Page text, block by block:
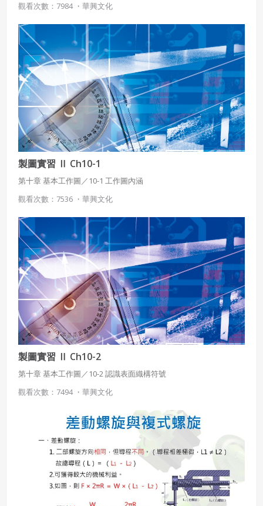
觀看次數：7984 ・ 華興文化
製圖實習 Ⅱ Ch10-1
第十章 基本工作圖／10-1 工作圖內涵
觀看次數：7536 ・ 華興文化
製圖實習 Ⅱ Ch10-2
第十章 基本工作圖／10-2 認識表面織構符號
觀看次數：7494 ・ 華興文化
還沒有註冊帳號嗎？點擊立刻註冊
想起密碼了嗎？點擊
已閱讀使用條款 和隱私政策
已經有註冊帳號了嗎？點擊立刻登入
會員同意遵守本系統之會員規範、著作權條款及隱私權政
策。
違反前項約定者，本系統得終止會員資格。
三、著作權授權
會員得於本系統內使用授權內容，除經著作權人有標示採取
創用CC授權或其他授權者，會員不得重製、轉載、散布或類
似方法流通授權內容。
本系統防盜拷措施或類似措施，會員不得予以破解、破壞或
以其他方法規避。
會員使用本系統之費用，由吉寶系統公司定之並按月收取。
吉寶系統公司得不定期公告與調整費用。
公司得於該著作權存續期間內無償使用，包括再授權之權
利。
本條約定不因本合約終止而失效。
五、聲明保證
會員聲明並保證會員於使用本系統時創作、上傳或張貼的著
作物，會員享有所有權或經合法授權。
如會員違反前項約定致吉寶系統公司遭追訴、請求或求償
者，吉寶系統公司應立即通知會員，必要時本系統得移除爭
議內容。會員應協助相關程序並負擔吉寶系統公司因此所生
支出（包括律師費用）、損害及損失。
本合約終止後，會員不得對吉寶系統公司主張任何費用、補
償或賠償。
七、合意管轄
雙方合意專以臺灣臺北地方法院為第一審管轄法
我同意上述會員條款
同意上述條款，確定註冊